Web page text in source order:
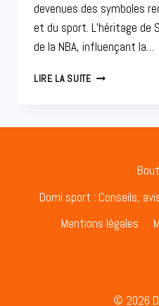
devenues des symboles
et du sport. L’héritage de
de la NBA, influençant la…
LIRE LA SUITESHAQUILLE
Domi sport : Conseils,
Mentions légales
© 2026